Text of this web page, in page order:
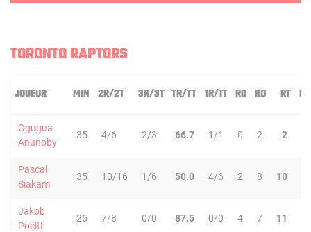
TORONTO RAPTORS
JOUEUR MIN 2R/2T 3R/3T TR/TT 1R/1T RO RD RT PD
Ogugua
Anunoby
35 4/6 2/3 66.7 1/1 0 2 2
Pascal
Siakam
35 10/16 1/6 50.0 4/6 2 8 10
Jakob
Poeltl
25 7/8 0/0 87.5 0/0 4 7 11